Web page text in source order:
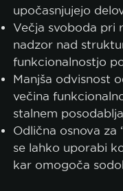
upočasnjujejo
Večja svoboda pri
nadzor nad
funkcionalnostjo
Manjša odvisnost
večina
stalnem
Odlična osnova za
se lahko uporabi
kar omogoča